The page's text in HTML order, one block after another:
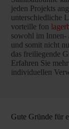
jeden Projekts
unterschiedliche
vorteille fon
sowohl im Innen-
und somit nicht
das freiliegende
Erfahren Sie
individuellen
Gute Gründe für